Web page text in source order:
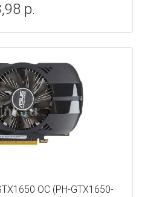
р.
OC (PH-GTX1650-